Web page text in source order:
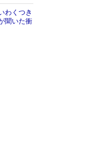
わくつき
聞いた衝